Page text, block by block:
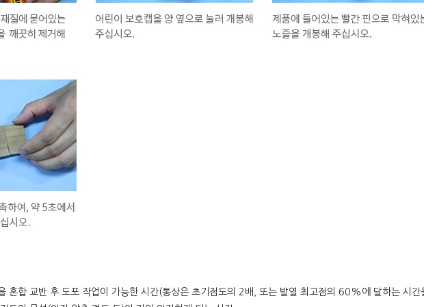
혼합 교반 후 도포 작업이 가능한 시간(통상은 초기점도의 2배, 또는 발열 최고점의 60%에 달하는 시간